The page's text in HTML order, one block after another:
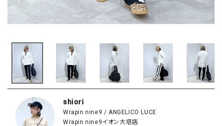
shiori
Wrapin nine9 / ANGELICO LUCE
Wrapin nine9イオン大塔店